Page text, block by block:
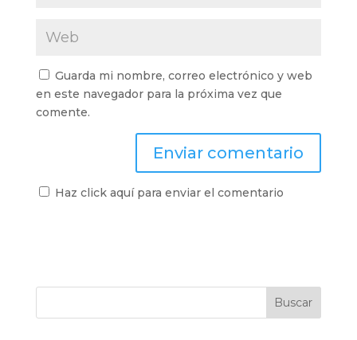
Guarda mi nombre, correo electrónico y web
en este navegador para la próxima vez que
comente.
Haz click aquí para enviar el comentario